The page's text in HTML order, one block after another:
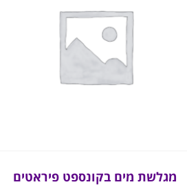
מגלשת מים בקונספט פיראטים